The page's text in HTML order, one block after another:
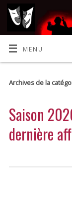
MENU
Archives de la
Saison
dernière